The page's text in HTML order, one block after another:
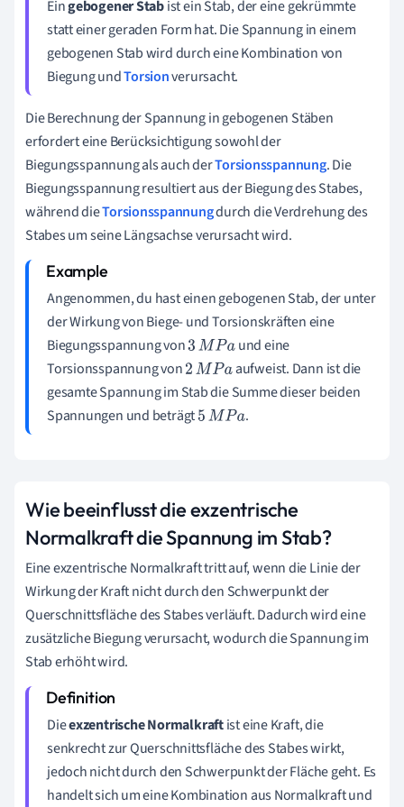
Eingebogener Stabist ein Stab, der eine gekrümmte
statt einer geraden Form hat. Die Spannung in einem
gebogenen Stab wird durch eine Kombination von
Biegung undTorsionverursacht.
Die Berechnung der Spannung in gebogenen Stäben
erfordert eine Berücksichtigung sowohl der
Biegungsspannung als auch derTorsionsspannung. Die
Biegungsspannung resultiert aus der Biegung des Stabes,
während dieTorsionsspannungdurch die Verdrehung des
Stabes um seine Längsachse verursacht wird.
Angenommen, du hast einen gebogenen Stab, der unter
der Wirkung von Biege- und Torsionskräften eine
Biegungsspannung von3MPa
und eine
Torsionsspannung von2MPa
aufweist. Dann ist die
gesamte Spannung im Stab die Summe dieser beiden
Spannungen und beträgt5MPa .
Wie beeinflusst die exzentrische
Normalkraft die Spannung im Stab?
Eine exzentrische Normalkraft tritt auf, wenn die Linie der
Wirkung der Kraft nicht durch den Schwerpunkt der
Querschnittsfläche des Stabes verläuft. Dadurch wird eine
zusätzliche Biegung verursacht, wodurch die Spannung im
Stab erhöht wird.
Dieexzentrische Normalkraftist eine Kraft, die
senkrecht zur Querschnittsfläche des Stabes wirkt,
jedoch nicht durch den Schwerpunkt der Fläche geht. Es
handelt sich um eine Kombination aus Normalkraft und